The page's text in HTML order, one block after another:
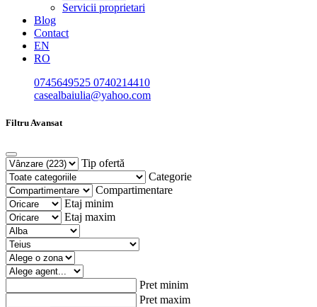
Servicii proprietari
Blog
Contact
EN
RO
0745649525 0740214410
casealbaiulia@yahoo.com
Filtru Avansat
Tip ofertă
Categorie
Compartimentare
Etaj minim
Etaj maxim
Pret minim
Pret maxim